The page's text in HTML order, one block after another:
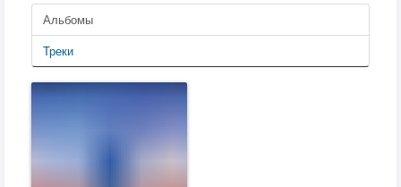
Альбомы
Треки